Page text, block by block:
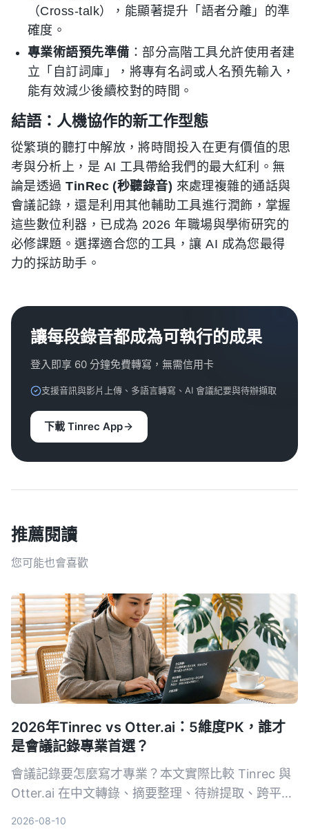
（Cross-talk），能顯著提升「語者分離」的準
確度。
專業術語預先準備 ：部分高階工具允許使用者建
立「自訂詞庫」，將專有名詞或人名預先輸入，
能有效減少後續校對的時間。
結語：人機協作的新工作型態
從繁瑣的聽打中解放，將時間投入在更有價值的思
考與分析上，是 AI 工具帶給我們的最大紅利。無
論是透過TinRec (秒聽錄音) 來處理複雜的通話與
會議記錄，還是利用其他輔助工具進行潤飾，掌握
這些數位利器，已成為 2026 年職場與學術研究的
必修課題。選擇適合您的工具，讓 AI 成為您最得
力的採訪助手。
讓每段錄音都成為可執行的成果
登入即享 60 分鐘免費轉寫，無需信用卡
支援音訊與影片上傳、多語言轉寫、AI 會議紀要與待辦擷取
下載 Tinrec App
推薦閱讀
您可能也會喜歡
2026年Tinrec vs Otter.ai：5維度PK，誰才
是會議記錄專業首選？
會議記錄要怎麼寫才專業？本文實際比較 Tinrec 與
Otter.ai 在中文轉錄、摘要整理、待辦提取、跨平台
2026-08-10